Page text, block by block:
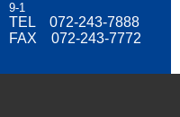
9-1
TEL 072-243-7888
FAX 072-243-7772